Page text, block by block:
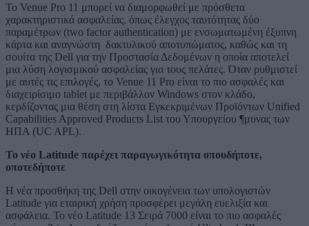
Το Venue Pro 11 μπορεί να διαμορφωθεί με πρόσθετα
χαρακτηριστικά ασφαλείας, όπως έλεγχος ταυτότητας δύο
παραμέτρων (two factor authentication) με ενσωματωμένη έξυπνη
κάρτα και αναγνώστη δακτυλικού αποτυπώματος, καθώς και τη
σουίτα της Dell για την Προστασία Δεδομένων η οποία αποτελεί
μια λύση λογισμικού ασφαλείας για τους πελάτες. Όταν ρυθμιστεί
με αυτές τις επιλογές, το Venue 11 Pro είναι το πιο ασφαλές και
διαχειρίσιμο tablet με περιβάλλον Windows στον κλάδο,
κερδίζοντας μια θέση στη λίστα Εγκεκριμένων Προϊόντων Unified
Capabilities Approved Products List του Υπουργείου ¶μυνας των
ΗΠΑ (UC APL).
Το νέο Latitude παρέχει παραγωγικότητα οπουδήποτε,
οποτεδήποτε
Η νέα προσθήκη της Dell στην οικογένεια των υπολογιστών
Latitude για εταιρική χρήση προσφέρει μεγάλη ευελιξία και
ασφάλεια. Το νέο Latitude 13 Σειρά 7000 είναι το πιο ασφαλές